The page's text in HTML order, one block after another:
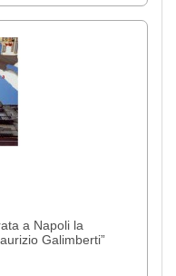
a Napoli la
Galimberti”